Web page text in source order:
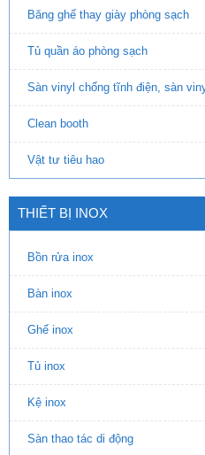
Băng ghế thay giày phòng sạch
Tủ quần áo phòng sạch
Sàn vinyl chống tĩnh điện, sàn
Clean booth
Vật tư tiêu hao
THIẾT BỊ INOX
Bồn rửa inox
Bàn inox
Ghế inox
Tủ inox
Kệ inox
Sàn thao tác di động